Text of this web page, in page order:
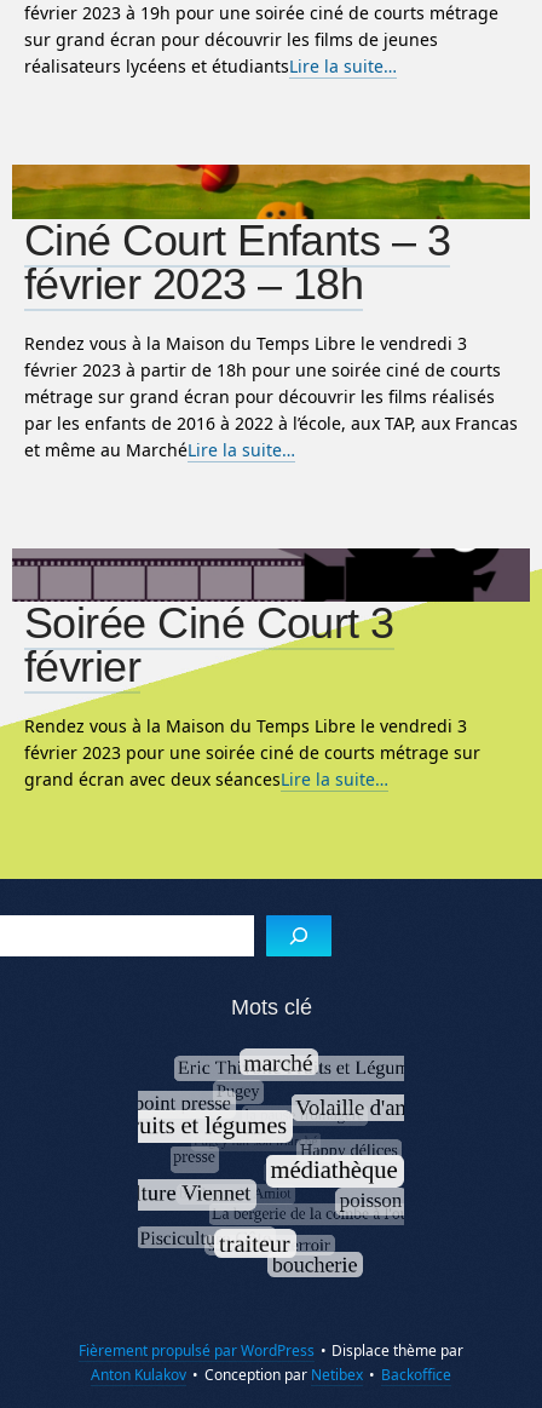
février 2023 à 19h pour une soirée ciné de courts métrage
sur grand écran pour découvrir les films de jeunes
réalisateurs lycéens et étudiantsLire la suite…
Ciné Court Enfants – 3
février 2023 – 18h
Rendez vous à la Maison du Temps Libre le vendredi 3
février 2023 à partir de 18h pour une soirée ciné de courts
métrage sur grand écran pour découvrir les films réalisés
par les enfants de 2016 à 2022 à l’école, aux TAP, aux Francas
et même au MarchéLire la suite…
Soirée Ciné Court 3
février
Rendez vous à la Maison du Temps Libre le vendredi 3
février 2023 pour une soirée ciné de courts métrage sur
grand écran avec deux séancesLire la suite…
Mots clé
Fièrement propulsé par WordPress • Displace thème par
Anton Kulakov • Conception par Netibex • Backoffice